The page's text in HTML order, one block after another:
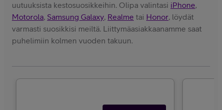
uutuuksista kestosuosikkeihin. Olipa valintasi iPhone,
Motorola, Samsung Galaxy, Realme tai Honor, löydät
varmasti suosikkisi meiltä. Liittymäasiakkaanamme saat
puhelimiin kolmen vuoden takuun.